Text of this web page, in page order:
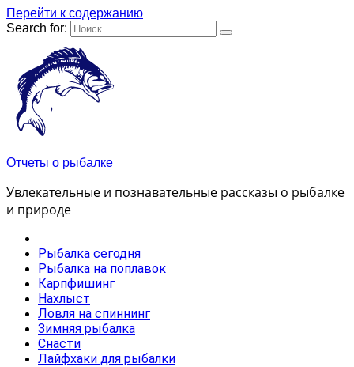
Перейти к содержанию
Search for:
Отчеты о рыбалке
Увлекательные и познавательные рассказы о рыбалке
и природе
Рыбалка сегодня
Рыбалка на поплавок
Карпфишинг
Нахлыст
Ловля на спиннинг
Зимняя рыбалка
Снасти
Лайфхаки для рыбалки